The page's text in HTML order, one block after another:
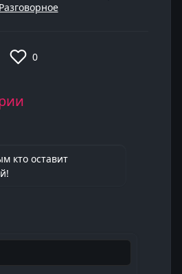
Разговорное
0
кто оставит